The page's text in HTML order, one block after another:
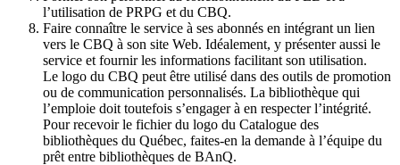
l’utilisation de PRPG et du CBQ.
Faire connaître le service à ses abonnés en intégrant un lien
vers le CBQ à son site Web. Idéalement, y présenter aussi le
service et fournir les informations facilitant son utilisation.
Le logo du CBQ peut être utilisé dans des outils de promotion
ou de communication personnalisés. La bibliothèque qui
l’emploie doit toutefois s’engager à en respecter l’intégrité.
Pour recevoir le fichier du logo du Catalogue des
bibliothèques du Québec, faites-en la demande à l’équipe du
prêt entre bibliothèques de BAnQ.